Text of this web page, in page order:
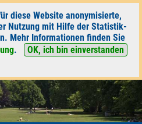
diese Website anonymisierte,
Nutzung mit Hilfe der Statistik-
Mehr Informationen finden Sie
.
OK, ich bin einverstanden